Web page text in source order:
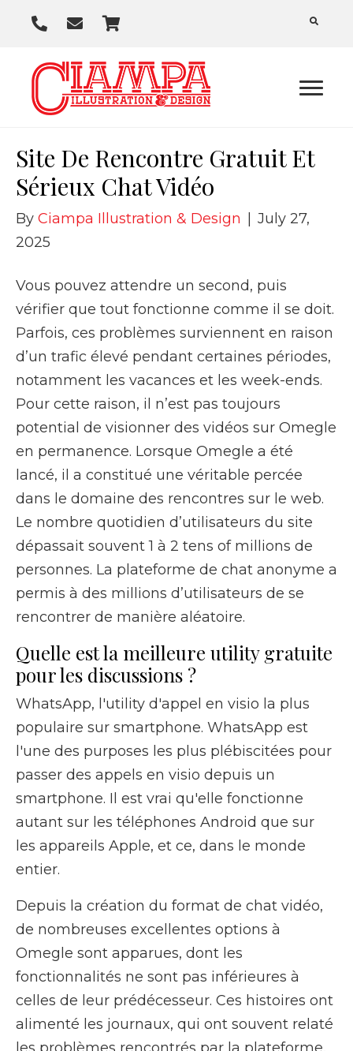
P
o
E
a
i
s
r
t
Site De Rencontre Gratuit Et
Sérieux Chat Vidéo
By Ciampa Illustration & Design
July 27,
2025
Vous pouvez attendre un second, puis
vérifier que tout fonctionne comme il se doit.
Parfois, ces problèmes surviennent en raison
d’un trafic élevé pendant certaines périodes,
notamment les vacances et les week-ends.
Pour cette raison, il n’est pas toujours
potential de visionner des vidéos sur Omegle
en permanence. Lorsque Omegle a été
lancé, il a constitué une véritable percée
dans le domaine des rencontres sur le web.
Le nombre quotidien d’utilisateurs du site
dépassait souvent 1 à 2 tens of millions de
personnes. La plateforme de chat anonyme a
permis à des millions d’utilisateurs de se
rencontrer de manière aléatoire.
Quelle est la meilleure utility gratuite
pour les discussions ?
WhatsApp, l'utility d'appel en visio la plus
populaire sur smartphone. WhatsApp est
l'une des purposes les plus plébiscitées pour
passer des appels en visio depuis un
smartphone. Il est vrai qu'elle fonctionne
autant sur les téléphones Android que sur
les appareils Apple, et ce, dans le monde
entier.
Depuis la création du format de chat vidéo,
de nombreuses excellentes options à
Omegle sont apparues, dont les
fonctionnalités ne sont pas inférieures à
celles de leur prédécesseur. Ces histoires ont
alimenté les journaux, qui ont souvent relaté